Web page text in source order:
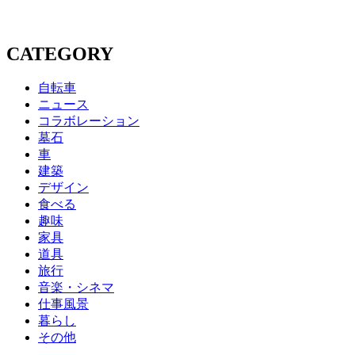
CATEGORY
自転車
ニュース
コラボレーション
墓石
車
建築
デザイン
食べる
趣味
家具
道具
旅行
音楽・シネマ
仕事風景
暮らし
その他